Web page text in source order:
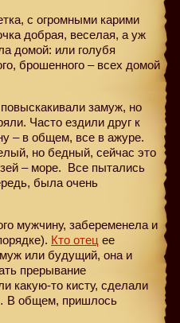
с огромными карими
добрая, веселая, а уж
домой: или голубя
брошенного – всех домой
замуж, но
Часто ездили друг к
– в общем, все в ажуре.
но бедный, сейчас это
– море. Все пытались
была очень
мужчину, забеременела и
Кто отец ее
или будущий, она и
прерывание
какую-то кисту, сделали
В общем, пришлось